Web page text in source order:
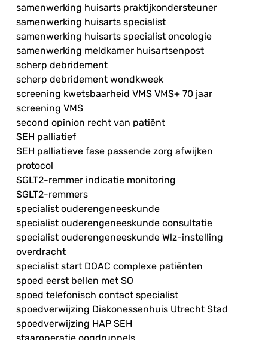
samenwerking huisarts praktijkondersteuner
samenwerking huisarts specialist
samenwerking huisarts specialist oncologie
samenwerking meldkamer huisartsenpost
scherp debridement
scherp debridement wondkweek
screening kwetsbaarheid VMS VMS+ 70 jaar
screening VMS
second opinion recht van patiënt
SEH palliatief
SEH palliatieve fase passende zorg afwijken
protocol
SGLT2-remmer indicatie monitoring
SGLT2-remmers
specialist ouderengeneeskunde
specialist ouderengeneeskunde consultatie
specialist ouderengeneeskunde Wlz-instelling
overdracht
specialist start DOAC complexe patiënten
spoed eerst bellen met SO
spoed telefonisch contact specialist
spoedverwijzing Diakonessenhuis Utrecht Stad
spoedverwijzing HAP SEH